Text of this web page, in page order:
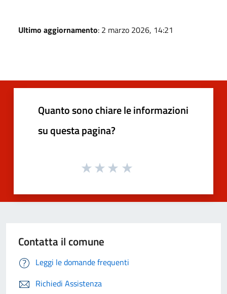
Ultimo aggiornamento: 2 marzo 2026, 14:21
Quanto sono chiare le informazioni
su questa pagina?
Contatta il comune
Leggi le domande frequenti
Richiedi Assistenza